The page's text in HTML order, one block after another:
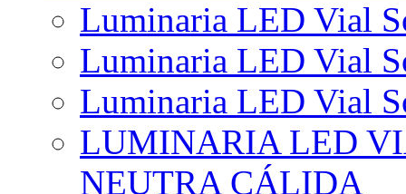
Luminaria LED Vial
Luminaria LED Vial
Luminaria LED Vial
LUMINARIA LED
NEUTRA CÁLIDA